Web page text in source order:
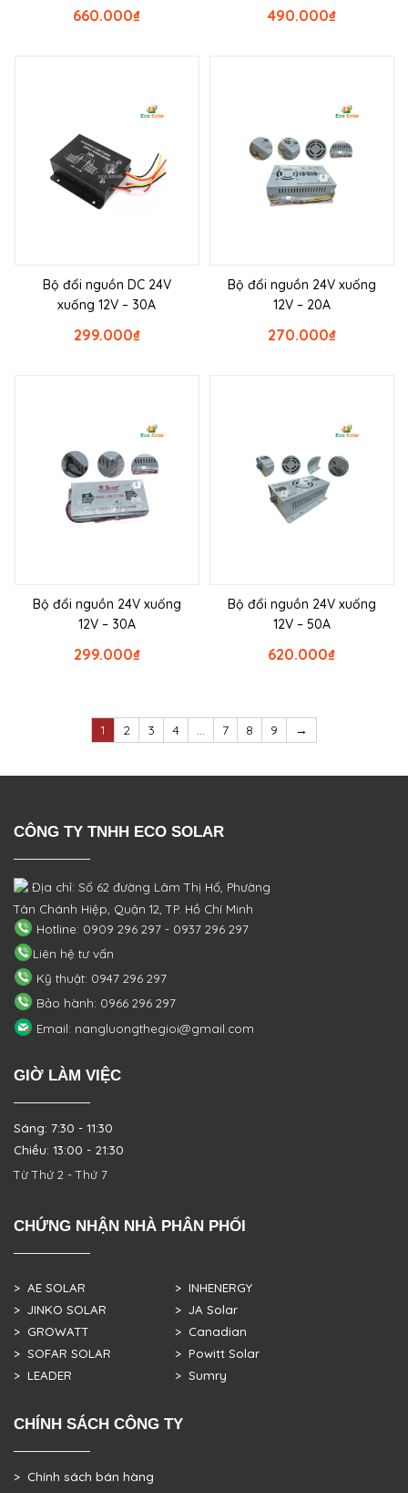
₫
660.000 ₫
490.000
Bộ đổi nguồn DC 24V
xuống 12V – 30A
₫
299.000
Bộ đổi nguồn 24V xuống
12V – 20A
₫
270.000
Bộ đổi nguồn 24V xuống
12V – 30A
₫
299.000
Bộ đổi nguồn 24V xuống
12V – 50A
₫
620.000
1 2 3 4 … 7 8 9 →
CÔNG TY TNHH ECO SOLAR
Địa chỉ: Số 62 đường Lâm Thị Hố, Phường
Tân Chánh Hiệp, Quận 12, TP. Hồ Chí Minh
Hotline: 0909 296 297 - 0937 296 297
Liên hệ tư vấn
Kỹ thuật: 0947 296 297
Bảo hành: 0966 296 297
Email: nangluongthegioi@gmail.com
GIỜ LÀM VIỆC
Sáng: 7:30 - 11:30
Chiều: 13:00 - 21:30
Từ Thứ 2 - Thứ 7
CHỨNG NHẬN NHÀ PHÂN PHỐI
> AE SOLAR
> JINKO SOLAR
> GROWATT
> SOFAR SOLAR
> LEADER
> INHENERGY
> JA Solar
> Canadian
> Powitt Solar
> Sumry
CHÍNH SÁCH CÔNG TY
> Chính sách bán hàng